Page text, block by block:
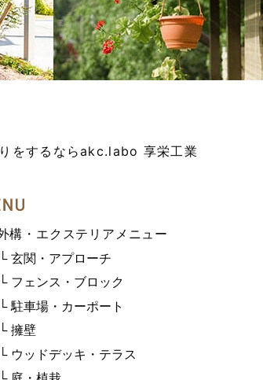
をするならakc.labo 享栄工業
構・エクステリアメニュー
└ 玄関・アプローチ
└ フェンス・ブロック
└ 駐車場・カーポート
└ 擁壁
└ ウッドデッキ・テラス